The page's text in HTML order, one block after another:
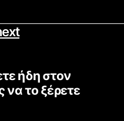
ήδη στον
να το ξέρετε